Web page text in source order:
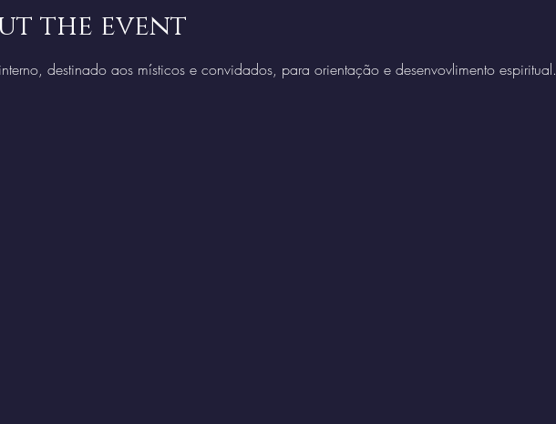
the event
destinado aos místicos e convidados, para orientação e desenvovlimento espiritual.